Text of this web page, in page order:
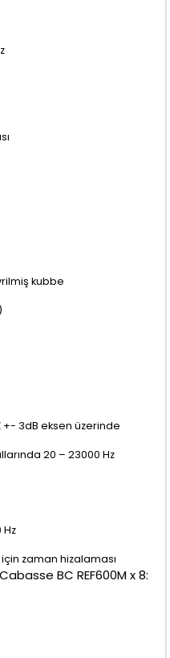
kubbe
+- 3dB eksen üzerinde
20 – 23000 Hz
Hz
zaman hizalaması
BC REF600M x 8: